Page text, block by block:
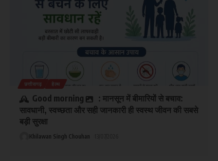
छत्तीसगढ़ हेल्थ
Good morning
: मानसून में बीमारियों से बचाव:
सावधानी, स्वच्छता और सही जानकारी ही स्वस्थ जीवन की सबसे
बड़ी सुरक्षा
Khilawan Singh Chouhan